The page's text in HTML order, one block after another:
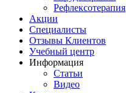
Рефлексотерапия
Акции
Специалисты
Отзывы Клиентов
Учебный центр
Информация
Статьи
Видео